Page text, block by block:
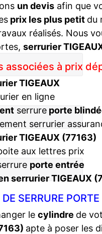
un devis afin que
prix les plus petit du
réalisés. Nous
serrurier
associées à prix
TIGEAUX
en ligne
serrureporte
serrurier
TIGEAUX (77163)
aux lettres prix
porte entrée
serrurier TIGEAUX
SERRURE
le cylindre de
apte à poser les